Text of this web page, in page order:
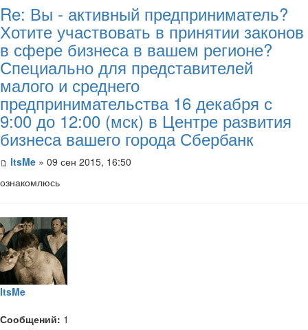
Re: Вы - активный предприниматель?
Хотите участвовать в принятии законов
в сфере бизнеса в вашем регионе?
Специально для представителей
малого и среднего
предпринимательства 16 декабря с
9:00 до 12:00 (мск) в Центре развития
бизнеса вашего города Сбербанк
ItsMe » 09 сен 2015, 16:50
ознакомлюсь
ItsMe
Сообщений: 1